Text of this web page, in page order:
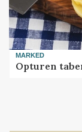
MARKED
Opturen